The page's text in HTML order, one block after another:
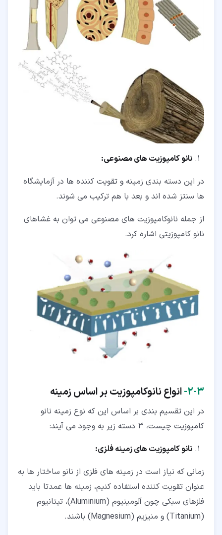
نانو کامپوزیت های مصنوعی:
در این دسته بندی زمینه و تقویت کننده ها در آزمایشگاه
ها سنتز شده اند و بعد با هم ترکیب می شوند.
از جمله نانوکامپوزیت های مصنوعی می توان به غشاهای
نانو کامپوزیتی اشاره کرد.
۳‏-‏۲‏- انواع نانوکامپوزیت بر اساس زمینه
در این تقسیم بندی بر اساس این که نوع زمینه نانو
کامپوزیت چیست، 3 دسته زیر به وجود می آیند:
نانو کامپوزیت های زمینه فلزی:
زمانی که نیاز است در زمینه های فلزی از نانو ساختار ها به
عنوان تقویت کننده استفاده کنیم، زمینه ها عمدتا باید
فلزهای سبکی چون آلومینیوم (Aluminium)، تیتانیوم
(Titanium) و منیزیم (Magnesium) باشند.